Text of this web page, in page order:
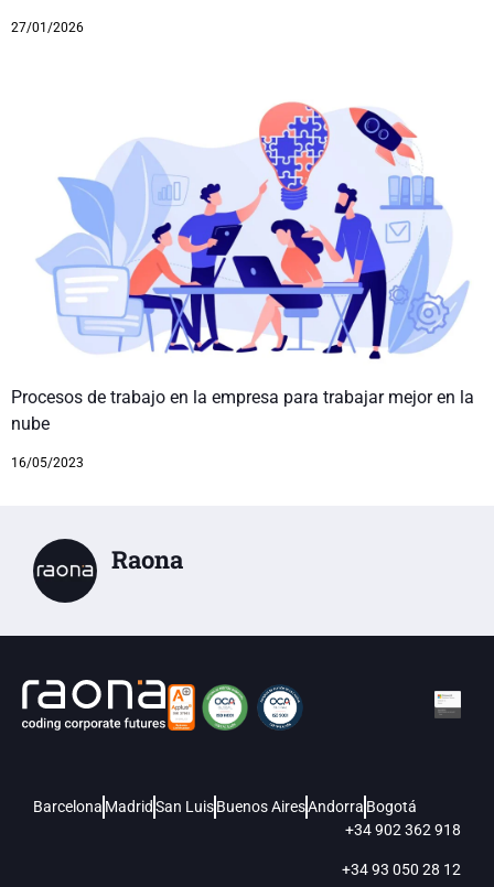
27/01/2026
Procesos de trabajo en la empresa para trabajar mejor en la
nube
16/05/2023
Raona
Barcelona MadridSan LuisBuenos AiresAndorra Bogotá
+34 902 362 918
+34 93 050 28 12